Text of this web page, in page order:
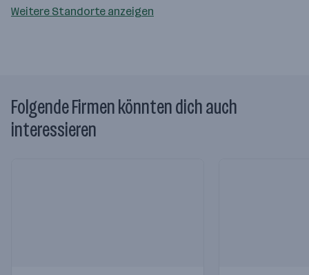
Weitere Standorte anzeigen
Folgende Firmen könnten dich auch
interessieren